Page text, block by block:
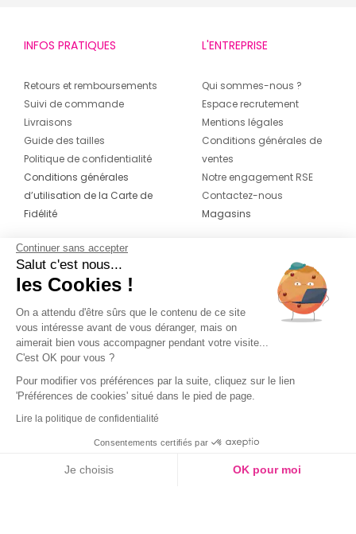
INFOS PRATIQUES
Retours et remboursements
Suivi de commande
Livraisons
Guide des tailles
Politique de confidentialité
Conditions générales
d’utilisation de la Carte de
Fidélité
L'ENTREPRISE
Qui sommes-nous ?
Espace recrutement
Mentions légales
Conditions générales de
ventes
Notre engagement RSE
Contactez-nous
Magasins
CONTACT
04 42 20 78 42
Du lundi au jeudi de 8h30 à 16h30 & le
vendredi de 8h30 à 15h30
Continuer sans accepter
Salut c'est nous...
les Cookies !
On a attendu d'être sûrs que le contenu de ce site
vous intéresse avant de vous déranger, mais on
aimerait bien vous accompagner pendant votre visite...
C'est OK pour vous ?
Pour modifier vos préférences par la suite, cliquez sur le lien
'Préférences de cookies' situé dans le pied de page.
Lire la politique de confidentialité
Consentements certifiés par
Je choisis OK pour moi